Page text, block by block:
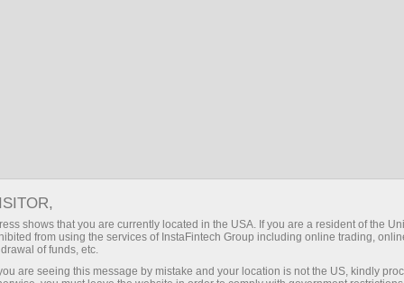
Mọi khách hàng của InstaSpot đều được tự do lựa
chọn nền tảng giao dịch phù hợp nhất với nhu cầu
của mình để giao dịch trên thị trường tài chính toàn
cầu. Ngày nay công ty cung cấp một số loại thiết bị
đầu cuối giao dịch phổ biến. Mỗi nền tảng giao dịch
shows that you are currently located in the USA. If you are a resident of the
from using the services of InstaFintech Group including online trading,
of funds, etc.
are seeing this message by mistake and your location is not the US, kindly